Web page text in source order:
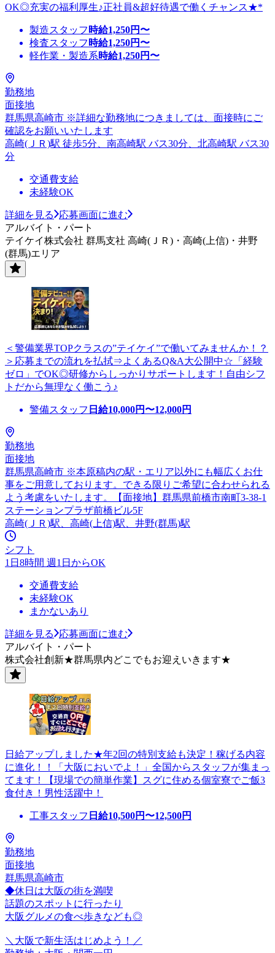
OK◎充実の福利厚生♪正社員&超好待遇で働くチャンス★*
製造スタッフ 時給1,250円〜
検査スタッフ 時給1,250円〜
軽作業・製造系時給1,250円〜
勤務地
面接地
群馬県高崎市 ※詳細な勤務地につきましては、面接時にご
確認をお願いいたします
高崎(ＪＲ)駅 徒歩5分、南高崎駅 バス30分、北高崎駅 バス30
分
交通費支給
未経験OK
詳細を見る
応募画面に進む
アルバイト・パート
テイケイ株式会社 群馬支社 高崎(ＪＲ)・高崎(上信)・井野
(群馬)エリア
＜警備業界TOPクラスの”テイケイ”で働いてみませんか！？
＞応募までの流れを払拭⇒よくあるQ&A大公開中☆「経験
ゼロ」でOK◎研修からしっかりサポートします！自由シフ
トだから無理なく働こう♪
警備スタッフ 日給10,000円〜12,000円
勤務地
面接地
群馬県高崎市 ※本原稿内の駅・エリア以外にも幅広くお仕
事をご用意しております。できる限りご希望に合わせられる
よう考慮をいたします。【面接地】群馬県前橋市南町3-38-1
ステーションプラザ前橋ビル5F
高崎(ＪＲ)駅、高崎(上信)駅、井野(群馬)駅
シフト
1日8時間 週1日からOK
交通費支給
未経験OK
まかないあり
詳細を見る
応募画面に進む
アルバイト・パート
株式会社創新★群馬県内どこでもお迎えいきます★
日給アップしました★年2回の特別支給も決定！稼げる内容
に進化！！「大阪においでよ！」全国からスタッフが集まっ
てます！【現場での簡単作業】スグに住める個室寮でご飯3
食付き！男性活躍中！
工事スタッフ 日給10,500円〜12,500円
勤務地
面接地
群馬県高崎市
◆休日は大阪の街を満喫
話題のスポットに行ったり
大阪グルメの食べ歩きなども◎
＼大阪で新生活はじめよう！／